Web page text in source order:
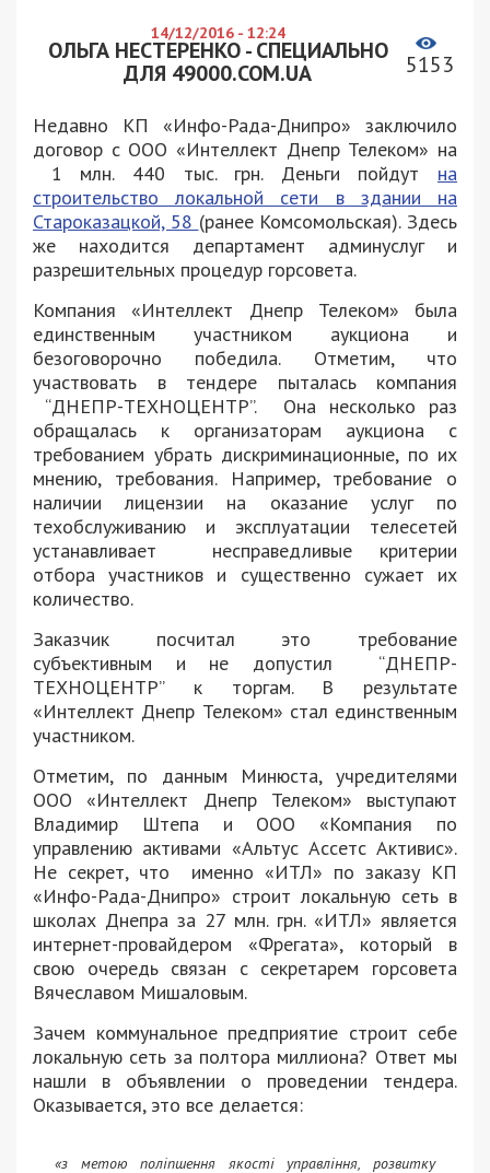
14/12/2016 - 12:24
ОЛЬГА НЕСТЕРЕНКО - СПЕЦИАЛЬНО
ДЛЯ 49000.COM.UA
5153
Недавно КП «Инфо-Рада-Днипро» заключило
договор с ООО «Интеллект Днепр Телеком» на
1 млн. 440 тыс. грн. Деньги пойдут на
строительство локальной сети в здании на
Староказацкой, 58 (ранее Комсомольская). Здесь
же находится департамент админуслуг и
разрешительных процедур горсовета.
Компания «Интеллект Днепр Телеком» была
единственным участником аукциона и
безоговорочно победила. Отметим, что
участвовать в тендере пыталась компания
“ДНЕПР-ТЕХНОЦЕНТР”. Она несколько раз
обращалась к организаторам аукциона с
требованием убрать дискриминационные, по их
мнению, требования. Например, требование о
наличии лицензии на оказание услуг по
техобслуживанию и эксплуатации телесетей
устанавливает несправедливые критерии
отбора участников и существенно сужает их
количество.
Заказчик посчитал это требование
субъективным и не допустил “ДНЕПР-
ТЕХНОЦЕНТР” к торгам. В результате
«Интеллект Днепр Телеком» стал единственным
участником.
Отметим, по данным Минюста, учредителями
ООО «Интеллект Днепр Телеком» выступают
Владимир Штепа и ООО «Компания по
управлению активами «Альтус Ассетс Активис».
Не секрет, что именно «ИТЛ» по заказу КП
«Инфо-Рада-Днипро» строит локальную сеть в
школах Днепра за 27 млн. грн. «ИТЛ» является
интернет-провайдером «Фрегата», который в
свою очередь связан с секретарем горсовета
Вячеславом Мишаловым.
Зачем коммунальное предприятие строит себе
локальную сеть за полтора миллиона? Ответ мы
нашли в объявлении о проведении тендера.
Оказывается, это все делается:
«з метою поліпшення якості управління, розвитку